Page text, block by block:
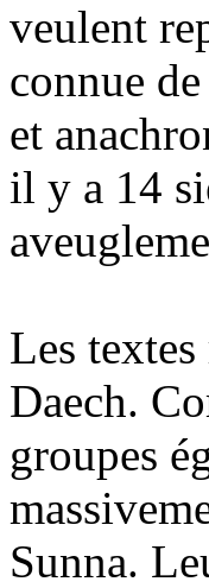
veulent
connue
et
il y a 14
Les
Daech.
groupes
Sunna.